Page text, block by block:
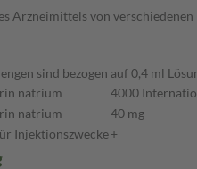
Arzneimittels von
sind bezogen auf 0,4 ml
natrium
4000
natrium
40 mg
Injektionszwecke+